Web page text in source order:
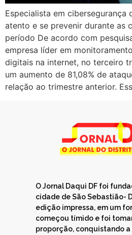
Especialista em cibersegurança
atento e se prevenir durante as
período De acordo com
empresa líder em
digitais na internet, no terceiro
um aumento de 81,08% de
relação ao trimestre anterior.
O Jornal Daqui DF foi
cidade de São Sebastião-
edição impressa, em um
começou tímido e foi
proporção, conquistando